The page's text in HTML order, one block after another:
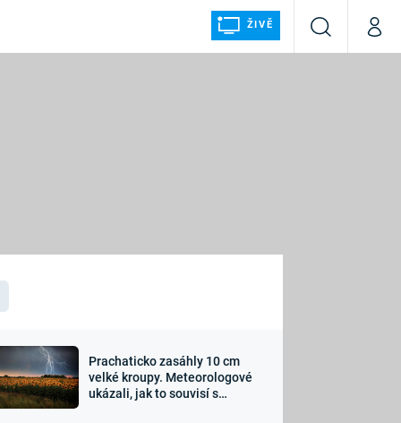
ŽIVĚ
VyhledáváníMůj
Sledujte nás
Prachaticko zasáhly 10 cm
velké kroupy. Meteorologové
ukázali, jak to souvisí s